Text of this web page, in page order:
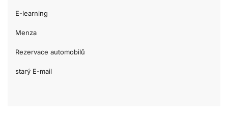
E-learning
Menza
Rezervace automobilů
starý E-mail